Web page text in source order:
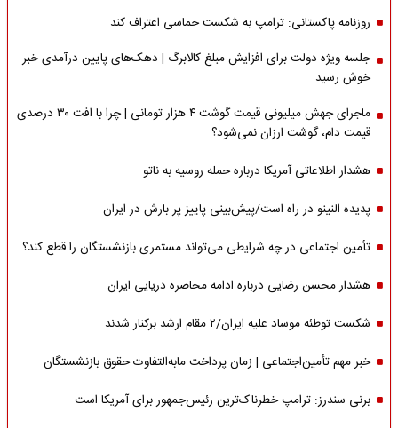
روزنامه پاکستانی: ترامپ به شکست حماسی اعتراف کند
جلسه ویژه دولت برای افزایش مبلغ کالابرگ | دهک‌های پایین درآمدی خبر
خوش رسید
ماجرای جهش میلیونی قیمت گوشت ۴ هزار تومانی | چرا با افت ۳۰ درصدی
قیمت دام، گوشت ارزان نمی‌شود؟
هشدار اطلاعاتی آمریکا درباره حمله روسیه به ناتو
پدیده النینو در راه است/پیش‌بینی پاییز پر بارش در ایران
تأمین اجتماعی در چه شرایطی می‌تواند مستمری بازنشستگان را قطع کند؟
هشدار محسن رضایی درباره ادامه محاصره دریایی ایران
شکست توطئه موساد علیه ایران/۲ مقام‌ ارشد برکنار شدند
خبر مهم تأمین‌اجتماعی | زمان پرداخت مابه‌التفاوت حقوق بازنشستگان
برنی سندرز: ترامپ خطرناک‌ترین رئیس‌جمهور برای آمریکا است